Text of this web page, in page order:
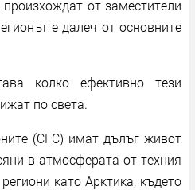
от заместители
е далеч от основните
колко ефективно тези
по света.
(CFC) имат дълъг живот
в атмосферата от техния
като Арктика, където